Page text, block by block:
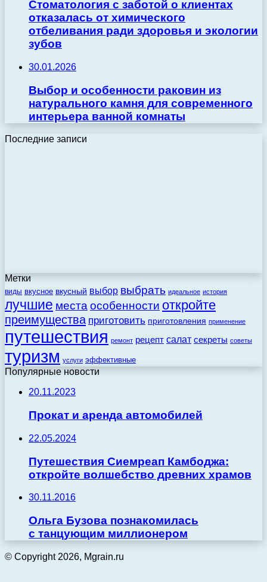
Стоматология с заботой о клиентах
отказалась от химического
отбеливания ради здоровья и экологии
зубов
30.01.2026
Выбор и особенности раковин из
натурального камня для современного
интерьера ванной комнаты
Последние записи
Метки
виды вкусное вкусный выбор выбрать идеальное история
лучшие местаособенности откройте
преимущества приготовить приготовления применение
путешествия ремонт рецепт салат секреты советы
туризм услуги эффективные
Популярные новости
20.11.2023
Прокат и аренда автомобилей
22.05.2024
Путешествия Сиемреап Камбоджа:
откройте волшебство древних храмов
30.11.2016
Ольга Бузова познакомилась
с танцующим миллионером
© Copyright 2026, Mgrain.ru